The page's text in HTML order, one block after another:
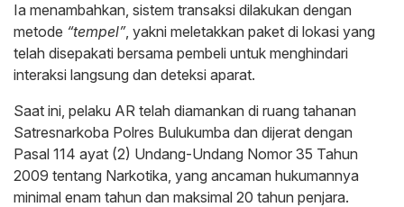
Ia menambahkan, sistem transaksi dilakukan dengan
metode “tempel”, yakni meletakkan paket di lokasi yang
telah disepakati bersama pembeli untuk menghindari
interaksi langsung dan deteksi aparat.
Saat ini, pelaku AR telah diamankan di ruang tahanan
Satresnarkoba Polres Bulukumba dan dijerat dengan
Pasal 114 ayat (2) Undang-Undang Nomor 35 Tahun
2009 tentang Narkotika, yang ancaman hukumannya
minimal enam tahun dan maksimal 20 tahun penjara.